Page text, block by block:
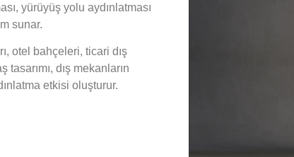
yürüyüş yolu aydınlatması
sunar.
otel bahçeleri, ticari dış
dış mekanların
etkisi oluşturur.